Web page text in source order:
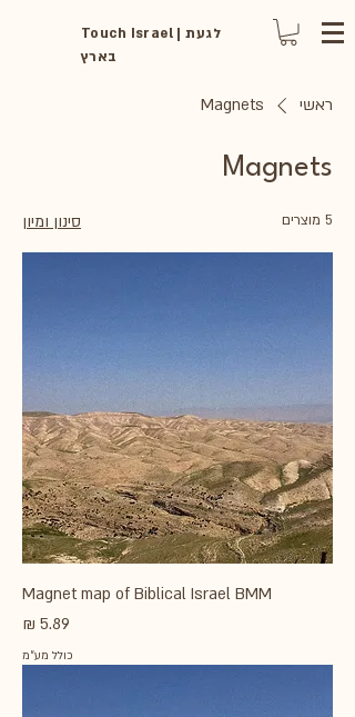
Touch Israel | לגעת
בארץ
ראשי Magnets
Magnets
5 מוצרים סינון ומיון
Magnet map of Biblical Israel BMM
מחיר
כולל מע״מ